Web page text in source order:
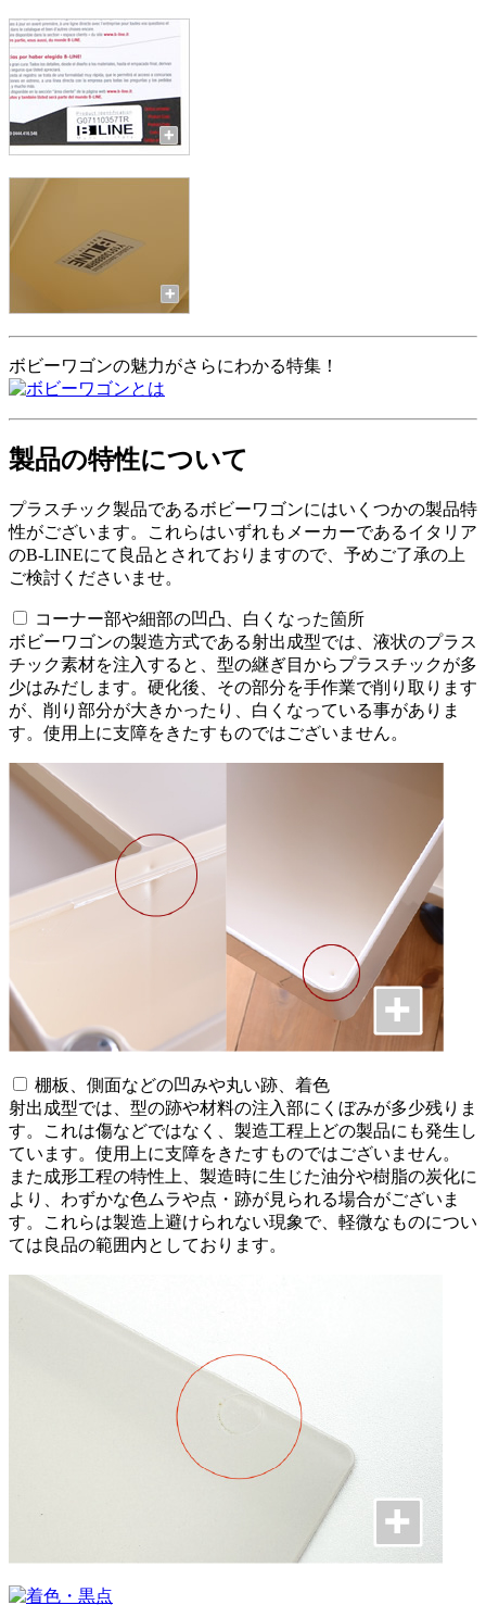
ボビーワゴンの魅力がさらにわかる特集！
製品の特性について
プラスチック製品であるボビーワゴンにはいくつかの製品特
性がございます。これらはいずれもメーカーであるイタリア
のB-LINEにて良品とされておりますので、予めご了承の上
ご検討くださいませ。
コーナー部や細部の凹凸、白くなった箇所
ボビーワゴンの製造方式である射出成型では、液状のプラス
チック素材を注入すると、型の継ぎ目からプラスチックが多
少はみだします。硬化後、その部分を手作業で削り取ります
が、削り部分が大きかったり、白くなっている事がありま
す。使用上に支障をきたすものではございません。
棚板、側面などの凹みや丸い跡、着色
射出成型では、型の跡や材料の注入部にくぼみが多少残りま
す。これは傷などではなく、製造工程上どの製品にも発生し
ています。使用上に支障をきたすものではございません。
また成形工程の特性上、製造時に生じた油分や樹脂の炭化に
より、わずかな色ムラや点・跡が見られる場合がございま
す。これらは製造上避けられない現象で、軽微なものについ
ては良品の範囲内としております。